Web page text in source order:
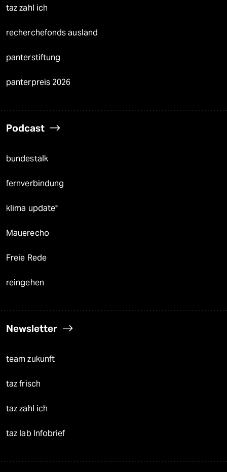
taz zahl ich
recherchefonds ausland
panterstiftung
panterpreis 2026
Podcast
bundestalk
fernverbindung
klima update°
Mauerecho
Freie Rede
reingehen
Newsletter
team zukunft
taz frisch
taz zahl ich
taz lab Infobrief